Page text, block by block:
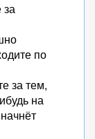
за
по
за тем,
на